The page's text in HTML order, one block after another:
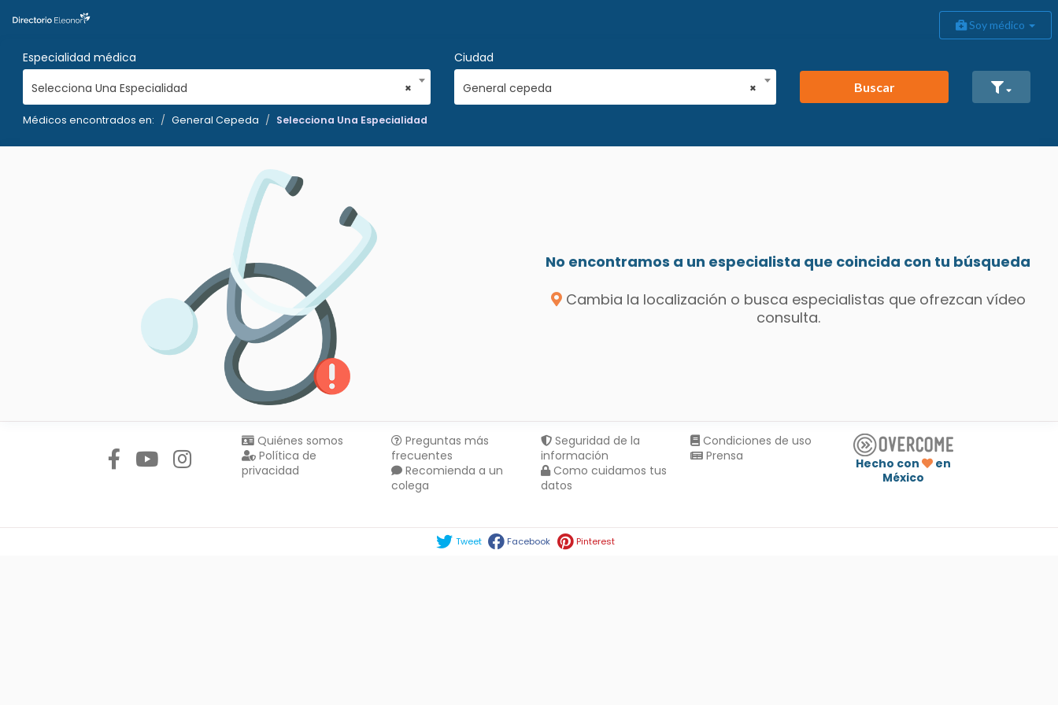
Soy médico
Especialidad médica
×
Selecciona Una Especialidad
Ciudad
×
General cepeda Buscar
Médicos encontrados en: General Cepeda Selecciona Una Especialidad
No encontramos a un especialista que coincida con tu búsqueda
Cambia la localización o busca especialistas que ofrezcan vídeo
consulta.
Quiénes somos
Política de
privacidad
Preguntas más
frecuentes
Recomienda a un
colega
Seguridad de la
información
Como cuidamos tus
datos
Condiciones de uso
Prensa
Hecho con
en
México
Tweet Facebook Pinterest